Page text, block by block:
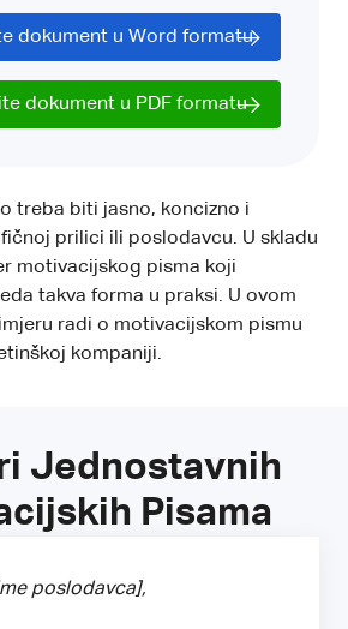
dokument u Word formatu
dokument u PDF formatu
treba biti jasno, koncizno i
prilici ili poslodavcu. U skladu
motivacijskog pisma koji
takva forma u praksi. U ovom
radi o motivacijskom pismu
kompaniji.
Jednostavnih
Pisama
poslodavca],